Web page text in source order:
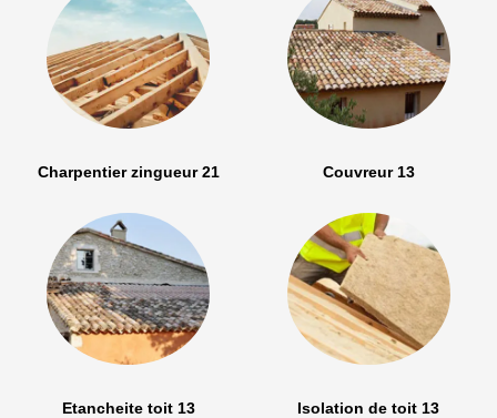
Charpentier zingueur 21 Couvreur 13
Etancheite toit 13 Isolation de toit 13